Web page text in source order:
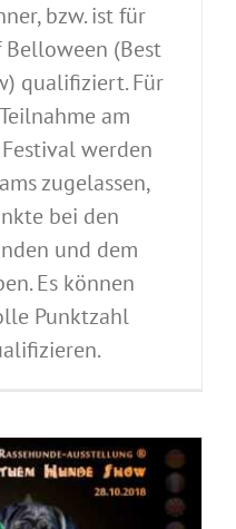
bzw. ist für
Belloween (Best
qualifiziert. Für
am
werden
zugelassen,
bei den
und dem
Es können
Punktzahl